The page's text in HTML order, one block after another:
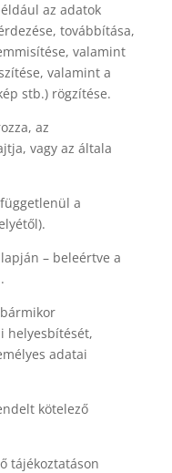
az adatok
továbbítása,
valamint
valamint a
stb.) rögzítése.
az
vagy az általa
a
– beleértve a
helyesbítését,
adatai
kötelező
tájékoztatáson